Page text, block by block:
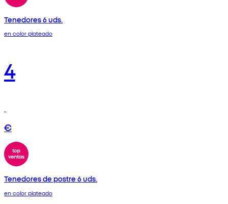
Tenedores 6 uds.
en color plateado
4
€
Tenedores de postre 6 uds.
en color plateado